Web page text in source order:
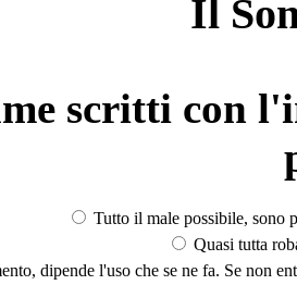
Il
scritti con
Tutto il male possibile, sono
Quasi tutta
dipende l'uso che se ne fa. Se non